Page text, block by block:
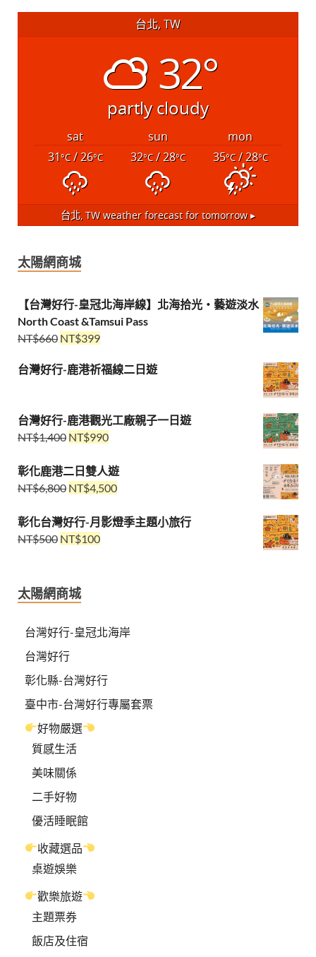
台北, TW
32°
partly cloudy
sat sun
mon
31°C/ 26°C 32°C/ 28°C 35°C/ 28°C
台北, TWweather forecast for tomorrow ▸
太陽網商城
【台灣好行-皇冠北海岸線】北海拾光・藝遊淡水
North Coast &Tamsui Pass
NT$660 NT$399
台灣好行-鹿港祈福線二日遊
台灣好行-鹿港觀光工廠親子一日遊
NT$1,400 NT$990
彰化鹿港二日雙人遊
NT$6,800 NT$4,500
彰化台灣好行-月影燈季主題小旅行
NT$500 NT$100
太陽網商城
台灣好行-皇冠北海岸
台灣好行
彰化縣-台灣好行
臺中市-台灣好行專屬套票
好物嚴選
質感生活
美味關係
二手好物
優活睡眠館
收藏選品
桌遊娛樂
歡樂旅遊
主題票券
飯店及住宿